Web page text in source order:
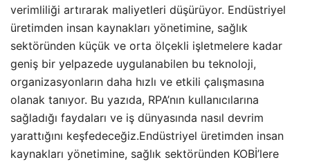
verimliliği artırarak maliyetleri düşürüyor. Endüstriyel
üretimden insan kaynakları yönetimine, sağlık
sektöründen küçük ve orta ölçekli işletmelere kadar
geniş bir yelpazede uygulanabilen bu teknoloji,
organizasyonların daha hızlı ve etkili çalışmasına
olanak tanıyor. Bu yazıda, RPA’nın kullanıcılarına
sağladığı faydaları ve iş dünyasında nasıl devrim
yarattığını keşfedeceğiz.Endüstriyel üretimden insan
kaynakları yönetimine, sağlık sektöründen KOBİ’lere